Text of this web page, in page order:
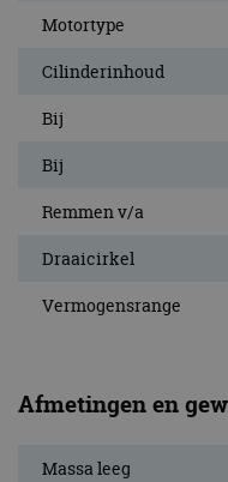
Motortype
Cilinderinhoud
Bij
Bij
Remmen v/a
Draaicirkel
Vermogensrange
Afmetingen en
Massa leeg